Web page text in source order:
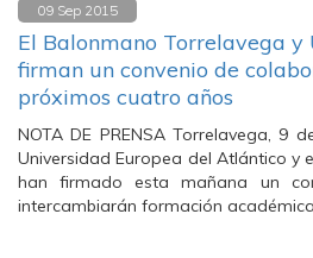
09 Sep 2015
El Balonmano Torrelavega y
firman un convenio de
próximos cuatro años
NOTA DE PRENSA Torrelavega, 9
Universidad Europea del Atlántico y
han firmado esta mañana un
intercambiarán formación